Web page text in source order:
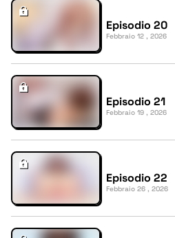
Episodio 20
Febbraio 12 , 2026
Episodio 21
Febbraio 19 , 2026
Episodio 22
Febbraio 26 , 2026